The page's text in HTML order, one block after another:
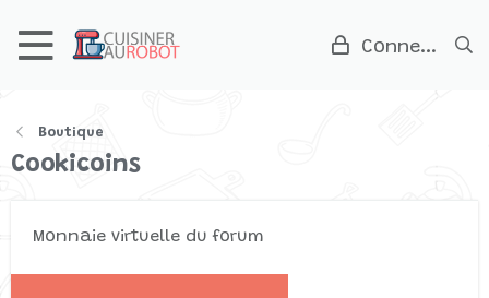
Connexion
Boutique
Cookicoins
Monnaie virtuelle du forum